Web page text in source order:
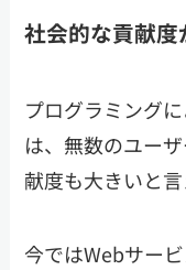
社会的な貢献度
プログラミング
は、無数のユー
献度も大きいと言
今ではWebサー